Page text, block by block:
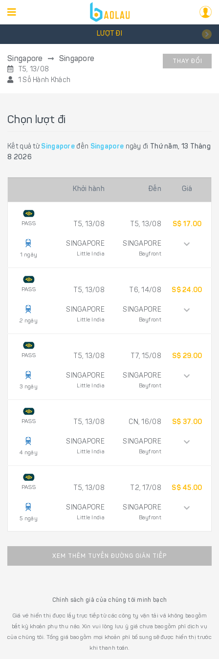
LƯỢT ĐI
Singapore Singapore
T5, 13/08
1 Số Hành Khách
THAY ĐỔI
Chọn lượt đi
Kết quả từ Singapore đến Singapore ngày đi Thứ năm, 13 Tháng
8 2026
Khởi hành Đến Giá
PASS
1 ngày
T5, 13/08
SINGAPORE
Little India
T5, 13/08
SINGAPORE
Bayfront
S$ 17.00
PASS
2 ngày
T5, 13/08
SINGAPORE
Little India
T6, 14/08
SINGAPORE
Bayfront
S$ 24.00
PASS
3 ngày
T5, 13/08
SINGAPORE
Little India
T7, 15/08
SINGAPORE
Bayfront
S$ 29.00
PASS
4 ngày
T5, 13/08
SINGAPORE
Little India
CN, 16/08
SINGAPORE
Bayfront
S$ 37.00
PASS
5 ngày
T5, 13/08
SINGAPORE
Little India
T2, 17/08
SINGAPORE
Bayfront
S$ 45.00
XEM THÊM TUYẾN ĐƯỜNG GIÁN TIẾP
Chính sách giá của chúng tôi minh bạch
Giá vé hiển thị được lấy trực tiếp từ các công ty vận tải và không bao gồm
bất kỳ khoản phụ thu nào. Xin vui lòng lưu ý giá chưa bao gồm phí dịch vụ
của chúng tôi. Tổng giá bao gồm mọi khoản phí bổ sung sẽ được hiển thị trước
khi thanh toán.